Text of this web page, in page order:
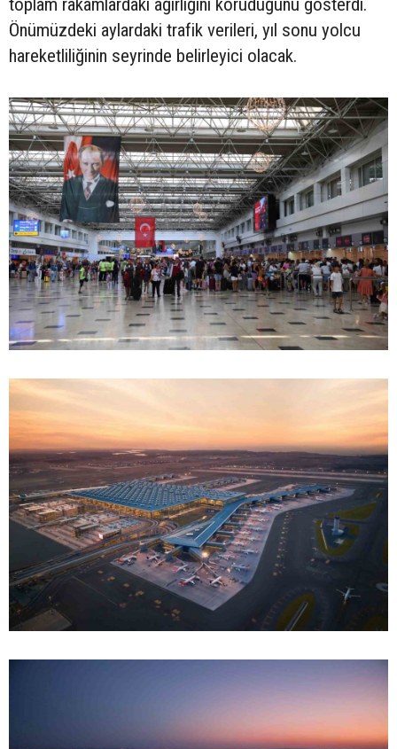
toplam rakamlardaki ağırlığını koruduğunu gösterdi.
Önümüzdeki aylardaki trafik verileri, yıl sonu yolcu
hareketliliğinin seyrinde belirleyici olacak.